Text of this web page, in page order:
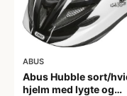
ABUS
Abus Hubble sort/
hjelm med lygte og